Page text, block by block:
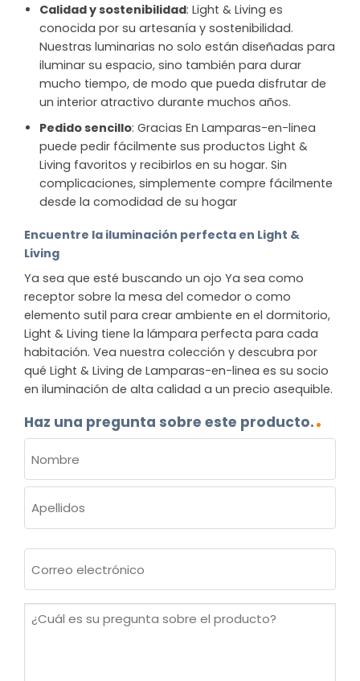
Calidad y sostenibilidad: Light & Living es
conocida por su artesanía y sostenibilidad.
Nuestras luminarias no solo están diseñadas para
iluminar su espacio, sino también para durar
mucho tiempo, de modo que pueda disfrutar de
un interior atractivo durante muchos años.
Pedido sencillo: Gracias En Lamparas-en-linea
puede pedir fácilmente sus productos Light &
Living favoritos y recibirlos en su hogar. Sin
complicaciones, simplemente compre fácilmente
desde la comodidad de su hogar
Encuentre la iluminación perfecta en Light &
Living
Ya sea que esté buscando un ojo Ya sea como
receptor sobre la mesa del comedor o como
elemento sutil para crear ambiente en el dormitorio,
Light & Living tiene la lámpara perfecta para cada
habitación. Vea nuestra colección y descubra por
qué Light & Living de Lamparas-en-linea es su socio
en iluminación de alta calidad a un precio asequible.
Haz una pregunta sobre este producto.
(OBLIGATORIO)
Nombre
electrónico
¿Cuál